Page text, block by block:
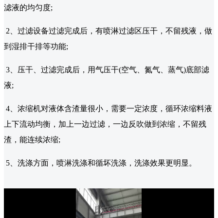
滤液的均匀度;
2、过滤设备过滤完成后，有喷淋过滤区压干，不留残液，做
到湿排干排等功能;
3、压干、过滤完成后，用气压干(空气、氮气、蒸气)底部滤
液;
4、浓缩机对液体含渣量很小，需要一定浓度，循环浓缩料液
上下流动均衡，加上一边过滤，一边反吹做到浓缩，不留残
渣，能连续浓缩;
5、洗涤方面，喷淋洗涤和循坏洗涤，洗涤效果更明显。